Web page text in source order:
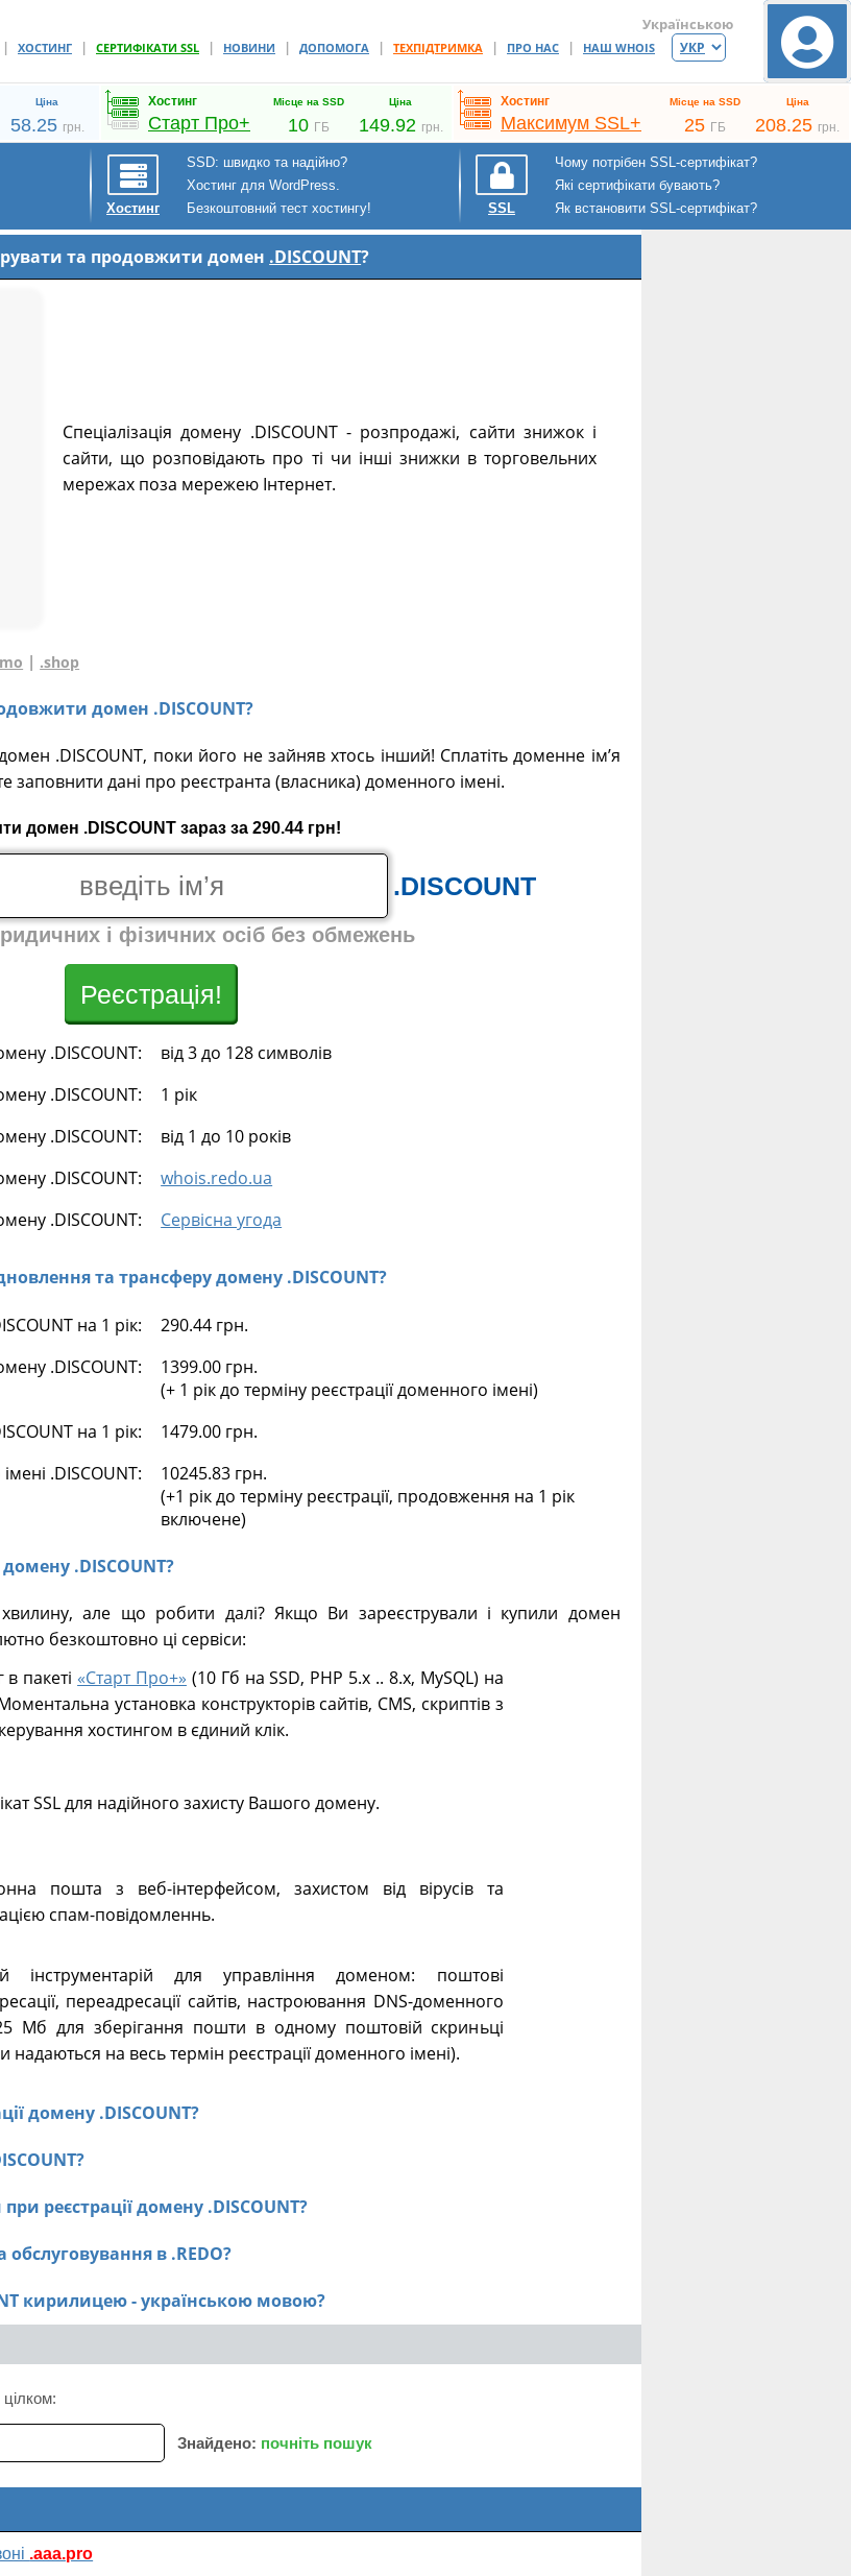
| ХОСТИНГ | СЕРТИФІКАТИ SSL | НОВИНИ | ДОПОМОГА | ТЕХПІДТРИМКА | ПРО НАС | НАШ WHOIS
Українською
Ціна
58.25 грн.
Хостинг
Старт Про+
Місце на SSD Ціна
10 ГБ 149.92 грн.
Хостинг
Максимум SSL+
Місце на SSD Ціна
25 ГБ 208.25 грн.
Хостинг
SSD: швидко та надійно?
Хостинг для WordPress.
Безкоштовний тест хостингу!
SSL
Чому потрібен SSL-сертифікат?
Які сертифікати бувають?
Як встановити SSL-сертифікат?
та продовжити домен .DISCOUNT?
Спеціалізація домену .DISCOUNT - розпродажі, сайти знижок і
сайти, що розповідають про ті чи інші знижки в торговельних
мережах поза мережею Інтернет.
| .shop
домен .DISCOUNT?
.DISCOUNT, поки його не зайняв хтось інший! Сплатіть доменне ім’я
заповнити дані про реєстранта (власника) доменного імені.
домен .DISCOUNT зараз за 290.44 грн!
.DISCOUNT
і фізичних осіб без обмежень
Реєстрація!
.DISCOUNT:
від 3 до 128 символів
.DISCOUNT:
1 рік
.DISCOUNT:
від 1 до 10 років
.DISCOUNT:
whois.redo.ua
.DISCOUNT:
Сервісна угода
та трансферу домену .DISCOUNT?
на 1 рік:
290.44 грн.
.DISCOUNT:
1399.00 грн.
(+ 1 рік до терміну реєстрації доменного імені)
на 1 рік:
1479.00 грн.
.DISCOUNT:
10245.83 грн.
(+1 рік до терміну реєстрації, продовження на 1 рік
включене)
.DISCOUNT?
але що робити далі? Якщо Ви зареєстрували і купили домен
безкоштовно ці сервіси:
в пакеті «Старт Про+» (10 Гб на SSD, PHP 5.х .. 8.х, MySQL) на
установка конструкторів сайтів, CMS, скриптів з
хостингом в єдиний клік.
SSL для надійного захисту Вашого домену.
пошта з веб-інтерфейсом, захистом від вірусів та
спам-повідомленнь.
інструментарій для управління доменом: поштові
переадресації сайтів, настроювання DNS-доменного
Мб для зберігання пошти в одному поштовій скриньці
надаються на весь термін реєстрації доменного імені).
домену .DISCOUNT?
реєстрації домену .DISCOUNT?
в .REDO?
кирилицею - українською мовою?
цілком:
Знайдено: почніть пошук
.aaa.pro